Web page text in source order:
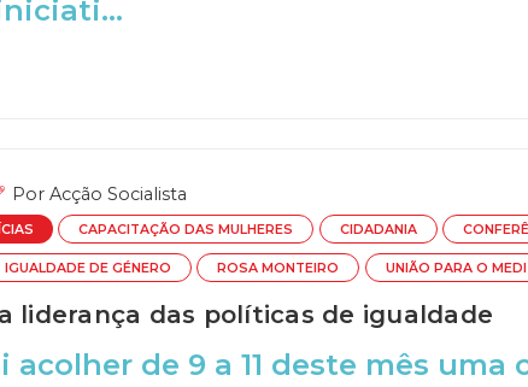
Por Acção Socialista
CAPACITAÇÃO DAS MULHERES CIDADANIA
IGUALDADE DE GÉNERO ROSA MONTEIRO UNIÃO PARA O
liderança das políticas de igualdade
acolher de 9 a 11 deste mês